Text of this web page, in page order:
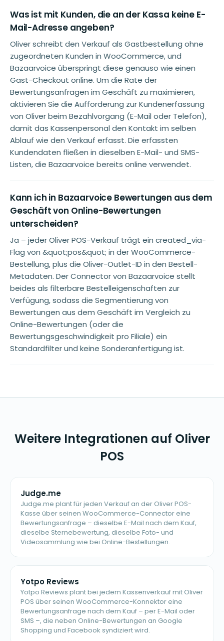
Was ist mit Kunden, die an der Kassa keine E-
Mail-Adresse angeben?
Oliver schreibt den Verkauf als Gastbestellung ohne
zugeordneten Kunden in WooCommerce, und
Bazaarvoice überspringt diese genauso wie einen
Gast-Checkout online. Um die Rate der
Bewertungsanfragen im Geschäft zu maximieren,
aktivieren Sie die Aufforderung zur Kundenerfassung
von Oliver beim Bezahlvorgang (E-Mail oder Telefon),
damit das Kassenpersonal den Kontakt im selben
Ablauf wie den Verkauf erfasst. Die erfassten
Kundendaten fließen in dieselben E-Mail- und SMS-
Listen, die Bazaarvoice bereits online verwendet.
Kann ich in Bazaarvoice Bewertungen aus dem
Geschäft von Online-Bewertungen
unterscheiden?
Ja – jeder Oliver POS-Verkauf trägt ein created_via-
Flag von &quot;pos&quot; in der WooCommerce-
Bestellung, plus die Oliver-Outlet-ID in den Bestell-
Metadaten. Der Connector von Bazaarvoice stellt
beides als filterbare Bestelleigenschaften zur
Verfügung, sodass die Segmentierung von
Bewertungen aus dem Geschäft im Vergleich zu
Online-Bewertungen (oder die
Bewertungsgeschwindigkeit pro Filiale) ein
Standardfilter und keine Sonderanfertigung ist.
Weitere Integrationen auf Oliver
POS
Judge.me
Judge.me plant für jeden Verkauf an der Oliver POS-
Kasse über seinen WooCommerce-Connector eine
Bewertungsanfrage – dieselbe E-Mail nach dem Kauf,
dieselbe Sternebewertung, dieselbe Foto- und
Videosammlung wie bei Online-Bestellungen.
Yotpo Reviews
Yotpo Reviews plant bei jedem Kassenverkauf mit Oliver
POS über seinen WooCommerce-Konnektor eine
Bewertungsanfrage nach dem Kauf – per E-Mail oder
SMS –, die neben Online-Bewertungen an Google
Shopping und Facebook syndiziert wird.